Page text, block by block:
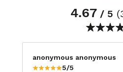
4.67/ 5
anonymous anonymous
5/5